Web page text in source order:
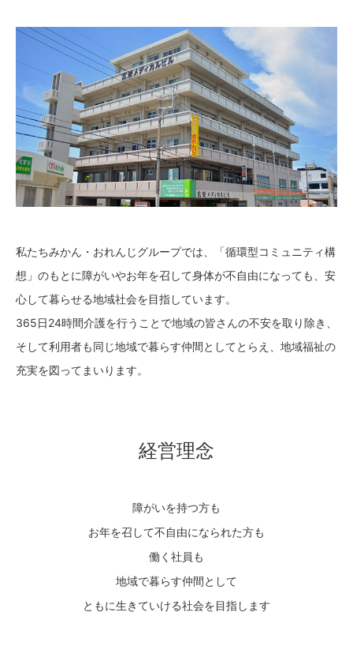
私たちみかん・おれんじグループでは、「循環型コミュニティ構
想」のもとに障がいやお年を召して身体が不自由になっても、安
心して暮らせる地域社会を目指しています。
365日24時間介護を行うことで地域の皆さんの不安を取り除き、
そして利用者も同じ地域で暮らす仲間としてとらえ、地域福祉の
充実を図ってまいります。
経営理念
障がいを持つ方も
お年を召して不自由になられた方も
働く社員も
地域で暮らす仲間として
ともに生きていける社会を目指します